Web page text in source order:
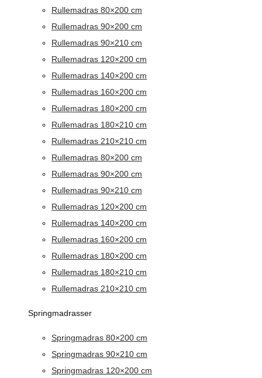
Rullemadras 80×200 cm
Rullemadras 90×200 cm
Rullemadras 90×210 cm
Rullemadras 120×200 cm
Rullemadras 140×200 cm
Rullemadras 160×200 cm
Rullemadras 180×200 cm
Rullemadras 180×210 cm
Rullemadras 210×210 cm
Rullemadras 80×200 cm
Rullemadras 90×200 cm
Rullemadras 90×210 cm
Rullemadras 120×200 cm
Rullemadras 140×200 cm
Rullemadras 160×200 cm
Rullemadras 180×200 cm
Rullemadras 180×210 cm
Rullemadras 210×210 cm
Springmadrasser
Springmadras 80×200 cm
Springmadras 90×210 cm
Springmadras 120×200 cm